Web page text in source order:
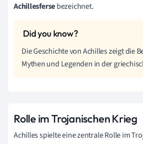
Achillesfersebezeichnet.
Die Geschichte von Achilles zeigt die
Mythen und Legenden in der
Rolle im Trojanischen Krieg
Achilles spielte eine zentrale Rolle im